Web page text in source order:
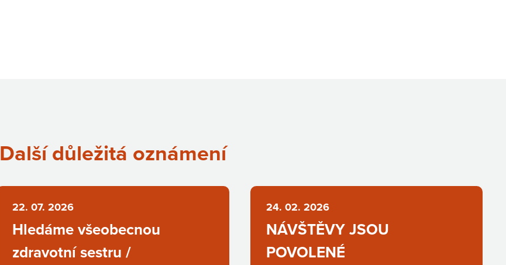
Další důležitá oznámení
22. 07. 2026
Hledáme všeobecnou
zdravotní sestru /
24. 02. 2026
NÁVŠTĚVY JSOU
POVOLENÉ